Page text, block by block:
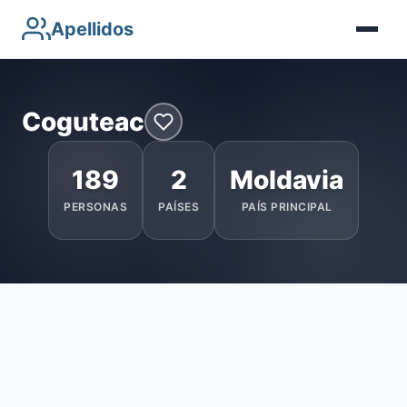
Apellidos
Coguteac
189
PERSONAS
2
PAÍSES
Moldavia
PAÍS PRINCIPAL